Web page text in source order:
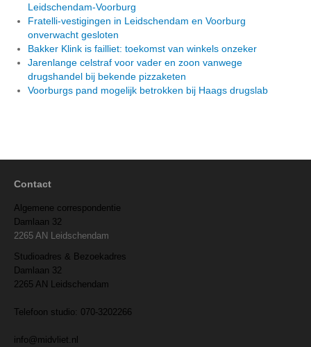
Leidschendam-Voorburg
Fratelli-vestigingen in Leidschendam en Voorburg
onverwacht gesloten
Bakker Klink is failliet: toekomst van winkels onzeker
Jarenlange celstraf voor vader en zoon vanwege
drugshandel bij bekende pizzaketen
Voorburgs pand mogelijk betrokken bij Haags drugslab
Contact
Algemene correspondentie
Damlaan 32
2265 AN Leidschendam
Studioadres & Bezoekadres
Damlaan 32
2265 AN Leidschendam
Telefoon studio: 070-3202266
info@midvliet.nl